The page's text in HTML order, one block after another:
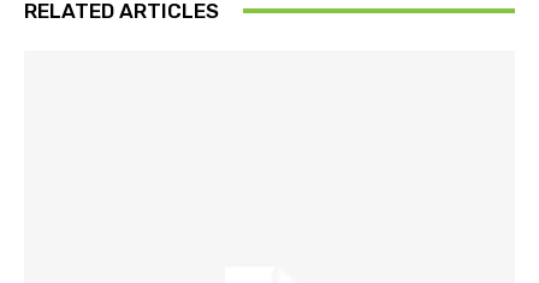
RELATED ARTICLES